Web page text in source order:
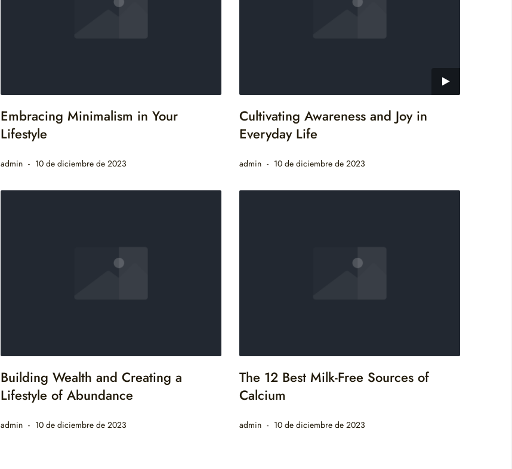
Embracing Minimalism in Your
Lifestyle
admin 10 de diciembre de 2023
Cultivating Awareness and Joy in
Everyday Life
admin 10 de diciembre de 2023
Building Wealth and Creating a
Lifestyle of Abundance
admin 10 de diciembre de 2023
The 12 Best Milk-Free Sources of
Calcium
admin 10 de diciembre de 2023